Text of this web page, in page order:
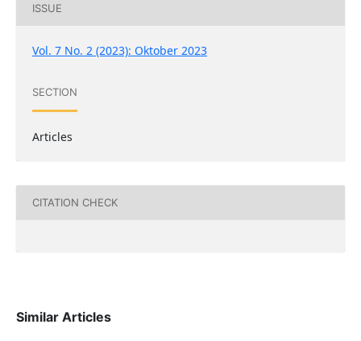
ISSUE
Vol. 7 No. 2 (2023): Oktober 2023
SECTION
Articles
CITATION CHECK
Similar Articles